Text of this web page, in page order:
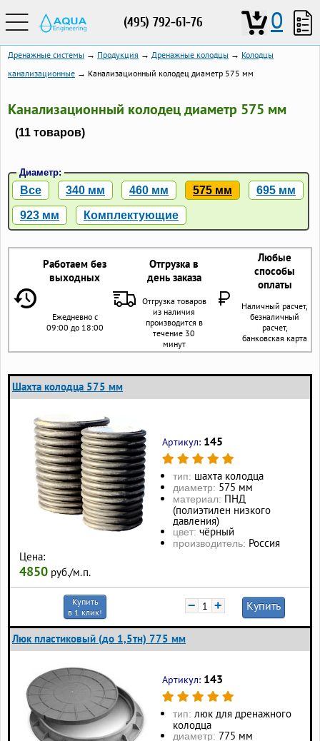
(495) 792-61-76 0
Дренажные системы → Продукция → Дренажные колодцы → Колодцы
канализационные → Канализационный колодец диаметр 575 мм
Канализационный колодец диаметр 575 мм
(11 товаров)
Диаметр:
Все 340 мм 460 мм 575 мм 695 мм
923 мм Комплектующие
Работаем без
выходных
Отгрузка в
день заказа
Любые
способы
оплаты
Ежедневно с
09:00 до 18:00
Отгрузка товаров
из наличия
производится в
течение 30
минут
Наличный расчет,
безналичный
расчет,
банковская карта
Шахта колодца 575 мм
Цена:
4850 руб./м.п.
Артикул: 145
тип: шахта колодца
диаметр: 575 мм
материал: ПНД
(полиэтилен низкого
давления)
цвет: чёрный
производитель: Россия
Купить
в 1 клик!
− + Купить
Люк пластиковый (до 1,5тн) 775 мм
Артикул: 143
тип: люк для дренажного
колодца
диаметр: 775 мм